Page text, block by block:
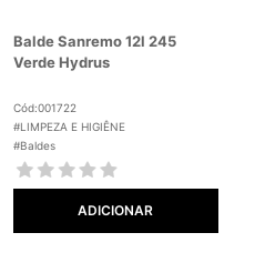
Balde Sanremo 12l 245
Verde Hydrus
Cód:001722
#LIMPEZA E HIGIÊNE
#Baldes
ADICIONAR